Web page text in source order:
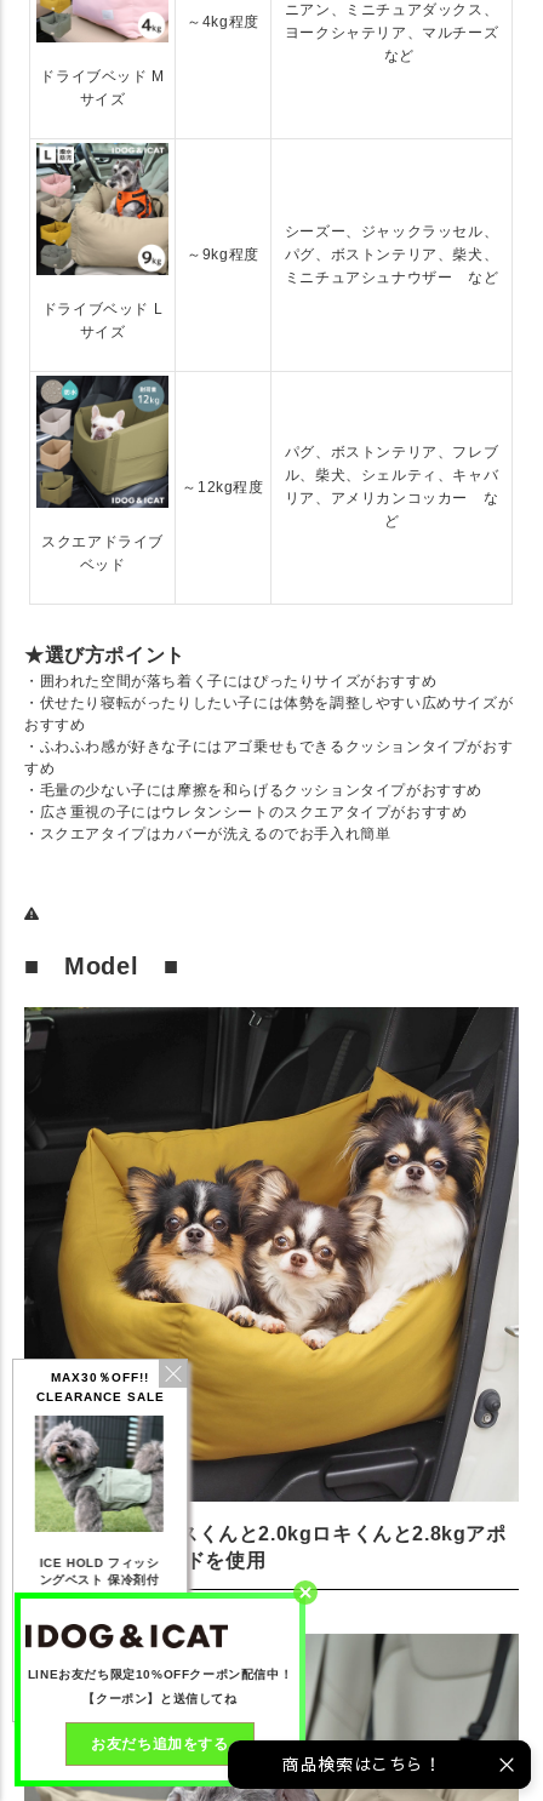
MAX30％OFF!!
CLEARANCE SALE
ッククーラー 保冷剤
付
円(税込み)
詳しく見る
テックタンク 遮熱
UVカット
詳しく見る
円(税込み)
詳しく見る
ドライブベッド M
サイズ
～4kg程度
ニアン、ミニチュアダックス、
ヨークシャテリア、マルチーズ
など
ドライブベッド L
サイズ
～9kg程度
シーズー、ジャックラッセル、
パグ、ボストンテリア、柴犬、
ミニチュアシュナウザー など
スクエアドライブ
ベッド
～12kg程度
パグ、ボストンテリア、フレブ
ル、柴犬、シェルティ、キャバ
リア、アメリカンコッカー な
ど
★選び方ポイント
・囲われた空間が落ち着く子にはぴったりサイズがおすすめ
・伏せたり寝転がったりしたい子には体勢を調整しやすい広めサイズが
おすすめ
・ふわふわ感が好きな子にはアゴ乗せもできるクッションタイプがおす
すめ
・毛量の少ない子には摩擦を和らげるクッションタイプがおすすめ
・広さ重視の子にはウレタンシートのスクエアタイプがおすすめ
・スクエアタイプはカバーが洗えるのでお手入れ簡単
■ Model ■
左から2.7kgマルスくんと2.0kgロキくんと2.8kgアポ
ロくんはマスタードを使用
LINEお友だち限定10%OFFクーポン配信中！
【クーポン】と送信してね
お友だち追加をする
商品検索はこちら！